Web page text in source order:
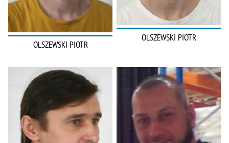
OLSZEWSKI PIOTR
OLSZEWSKI PIOTR